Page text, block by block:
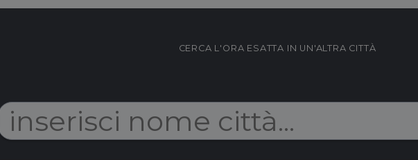
CERCA L'ORA ESATTA IN UN'ALTRA CITTÀ